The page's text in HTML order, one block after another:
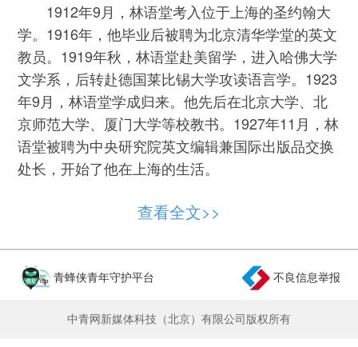
1912年9月，林语堂考入位于上海的圣约翰大
学。1916年，他毕业后被聘为北京清华学堂的英文
教员。1919年秋，林语堂赴美留学，进入哈佛大学
文学系，后转赴德国莱比锡大学攻读语言学。1923
年9月，林语堂学成归来。他先后在北京大学、北
京师范大学、厦门大学等校教书。1927年11月，林
语堂被聘为中央研究院英文编辑兼国际出版品交换
处长，开始了他在上海的生活。
在当时的上海，拥有留声机是一种身份标志。
时留声机的价格不菲。林语堂不惜花费数十元购置
了留声机。林语堂喜欢听古今中外的名曲，例如卡
邦的古典乐曲。好友刘半农作词、赵元任作曲的
查看全文>>
青蜂侠青年守护平台 不良信息举报
中青网新媒体科技（北京）有限公司版权所有